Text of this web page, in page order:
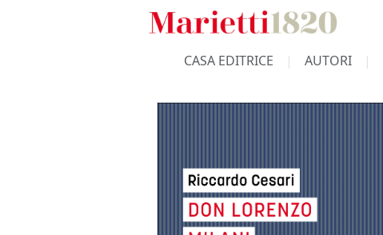
CASA EDITRICE AUTORI